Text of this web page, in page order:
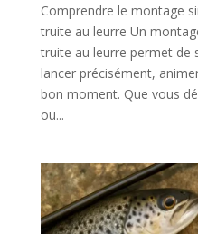
Comprendre le montage
truite au leurre Un
truite au leurre permet de
lancer précisément,
bon moment. Que vous
ou...